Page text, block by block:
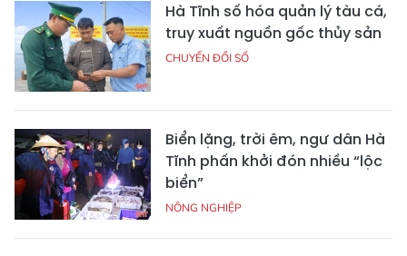
Hà Tĩnh số hóa quản lý tàu cá,
truy xuất nguồn gốc thủy sản
CHUYỂN ĐỔI SỐ
Biển lặng, trời êm, ngư dân Hà
Tĩnh phấn khởi đón nhiều “lộc
biển”
NÔNG NGHIỆP